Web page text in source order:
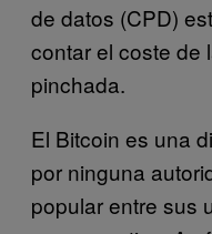
de datos (CPD)
contar el coste de
pinchada.
El Bitcoin es una
por ninguna
popular entre sus